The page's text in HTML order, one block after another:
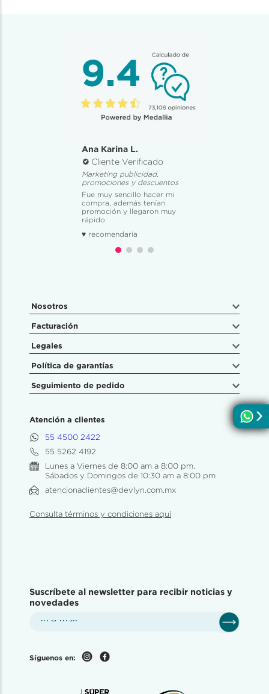
Ana Karina L.
Cliente Verificado
Marketing publicidad,
promociones y descuentos
Fue muy sencillo hacer mi
compra, además tenían
promoción y llegaron muy
rápido
♥ recomendaría
Nosotros
Facturación
Legales
Política de garantías
Seguimiento de pedido
Atención a clientes
55 4500 2422
55 5262 4192
Lunes a Viernes de 8:00 am a 8:00 pm.
Sábados y Domingos de 10:30 am a 8:00 pm
atencionaclientes@devlyn.com.mx
Consulta términos y condiciones aquí
Suscríbete al newsletter para recibir noticias y
novedades
Síguenos en: